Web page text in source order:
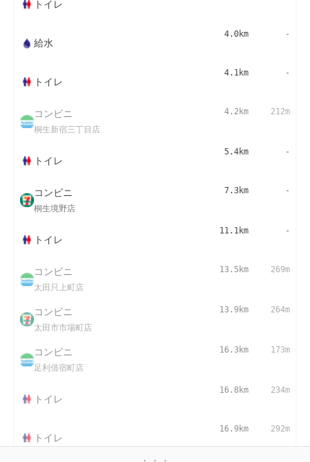
トイレ
給水
4.0km -
トイレ
4.1km -
コンビニ
桐生新宿三丁目店
4.2km 212m
トイレ
5.4km -
コンビニ
桐生境野店
7.3km -
トイレ
11.1km -
コンビニ
太田只上町店
13.5km 269m
コンビニ
太田市市場町店
13.9km 264m
コンビニ
足利借宿町店
16.3km 173m
トイレ
16.8km 234m
トイレ
16.9km 292m